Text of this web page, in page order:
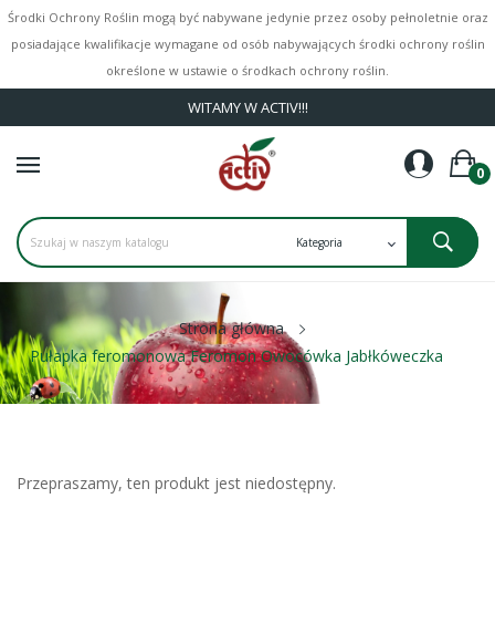
Środki Ochrony Roślin mogą być nabywane jedynie przez osoby pełnoletnie oraz
posiadające kwalifikacje wymagane od osób nabywających środki ochrony roślin
określone w ustawie o środkach ochrony roślin.
WITAMY W ACTIV!!!
0
Strona główna
Pułapka feromonowa Feromon Owocówka Jabłkóweczka
Przepraszamy, ten produkt jest niedostępny.